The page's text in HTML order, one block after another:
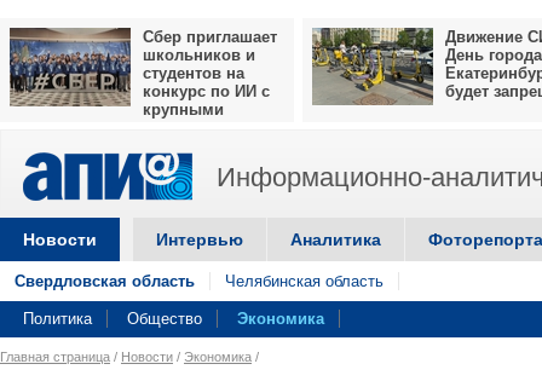
Сбер приглашает
школьников и
студентов на
конкурс по ИИ с
крупными
Движение
День города
будет
Информационно-
Новости Интервью Аналитика
Свердловская область Челябинская область
Политика Общество Экономика
Главная страница / Новости / Экономика /